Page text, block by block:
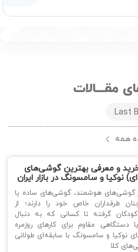
مقـــالات
Last
همه
و معرفی بهترین گوشی‌های
نوکیا و سامسونگ در بازار ایران
گوشی‌های هوشمند، گوشی‌های ساده یا
طرفداران خاص خود را دارند؛ از
گرفته تا کسانی که به دنبال
مقاوم برای کارهای روزمره
نوکیا و سامسونگ با سابقه‌ای طولانی
کلا